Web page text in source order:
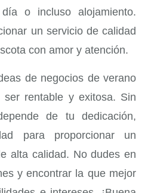
o incluso alojamiento.
un servicio de calidad
con amor y atención.
de negocios de verano
rentable y exitosa. Sin
de tu dedicación,
para proporcionar un
alta calidad. No dudes en
y encontrar la que mejor